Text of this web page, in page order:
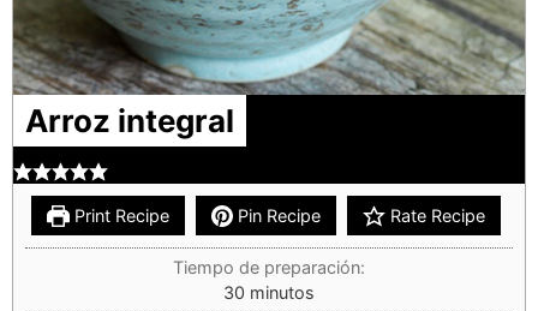
Arroz integral
Print Recipe Pin Recipe Rate Recipe
Tiempo de preparación:
30 minutos